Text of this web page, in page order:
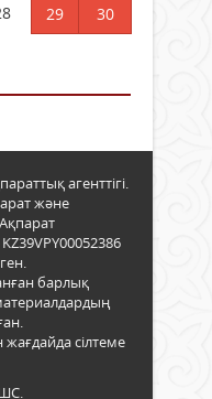
29
30
агенттігі.
және
барлық
сілтеме